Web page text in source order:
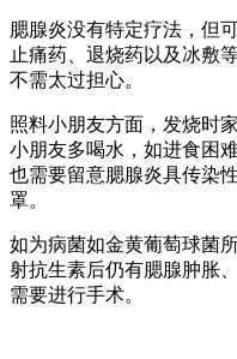
腮腺炎没有特定疗法，但
止痛药、退烧药以及冰敷
不需太过担心。
照料小朋友方面，发烧时
小朋友多喝水，如进食困
也需要留意腮腺炎具传染
罩。
如为病菌如金黄葡萄球菌
射抗生素后仍有腮腺肿胀
需要进行手术。